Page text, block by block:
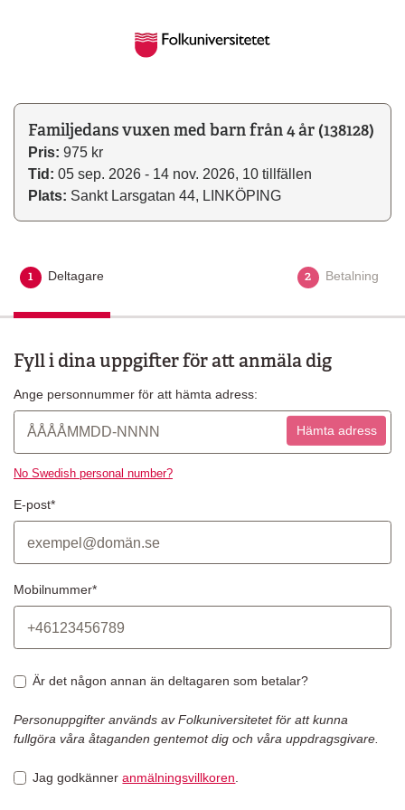
Familjedans vuxen med barn från 4 år (138128)
Pris: 975 kr
Tid: 05 sep. 2026 - 14 nov. 2026, 10 tillfällen
Plats: Sankt Larsgatan 44, LINKÖPING
1 Aktuellt steg
Deltagare 2 Betalning
Fyll i dina uppgifter för att anmäla dig
Ange personnummer för att hämta adress:
Hämta adress
No Swedish personal number?
E-post*
Mobilnummer*
Är det någon annan än deltagaren som betalar?
Personuppgifter används av Folkuniversitetet för att kunna
fullgöra våra åtaganden gentemot dig och våra uppdragsgivare.
Jag godkänneranmälningsvillkoren